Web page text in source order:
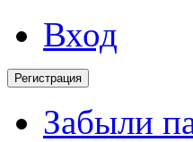
Вход
Регистрация
Забыли